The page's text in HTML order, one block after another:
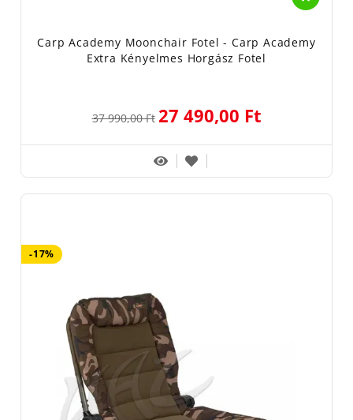
Carp Academy Moonchair Fotel - Carp Academy
Extra Kényelmes Horgász Fotel
37 990,00 Ft 27 490,00 Ft
-17%